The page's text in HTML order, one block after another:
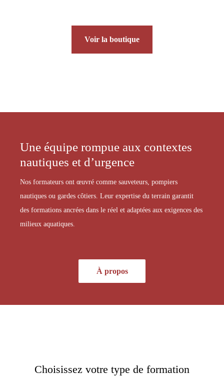
Voir la boutique
Une équipe rompue aux contextes
nautiques et d’urgence
Nos formateurs ont œuvré comme sauveteurs, pompiers
nautiques ou gardes côtiers. Leur expertise du terrain garantit
des formations ancrées dans le réel et adaptées aux exigences des
milieux aquatiques.
À propos
Choisissez votre type de formation